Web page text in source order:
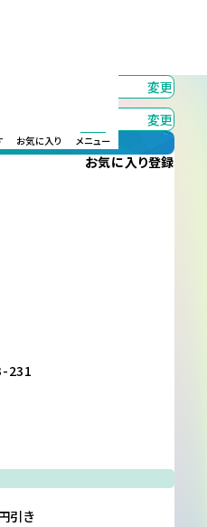
お気に入り メニュー
変更
変更
お気に入り登録
231
引き